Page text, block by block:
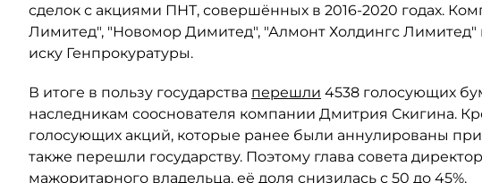
сделок с акциями ПНТ, совершённых в 2016-2020 годах.
Лимитед", "Новомор Димитед", "Алмонт Холдингс Лимитед"
иску Генпрокуратуры.
В итоге в пользу государства перешли 4538 голосующих
наследникам сооснователя компании Дмитрия Скигина.
голосующих акций, которые ранее были аннулированы
также перешли государству. Поэтому глава совета
мажоритарного владельца, её доля снизилась с 50 до 45%.